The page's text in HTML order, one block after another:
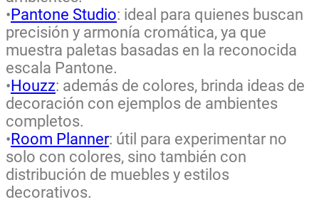
•Pantone Studio: ideal para quienes buscan
precisión y armonía cromática, ya que
muestra paletas basadas en la reconocida
escala Pantone.
•Houzz: además de colores, brinda ideas de
decoración con ejemplos de ambientes
completos.
•Room Planner: útil para experimentar no
solo con colores, sino también con
distribución de muebles y estilos
decorativos.